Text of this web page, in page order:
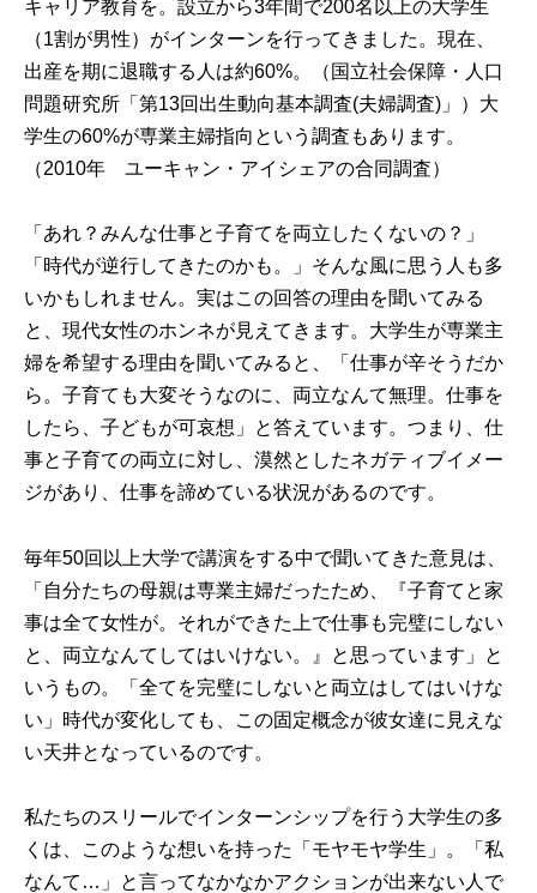
キャリア教育を。設立から3年間で200名以上の大学生
（1割が男性）がインターンを行ってきました。現在、
出産を期に退職する人は約60%。（国立社会保障・人口
問題研究所「第13回出生動向基本調査(夫婦調査)」）大
学生の60%が専業主婦指向という調査もあります。
（2010年 ユーキャン・アイシェアの合同調査）
「あれ？みんな仕事と子育てを両立したくないの？」
「時代が逆行してきたのかも。」そんな風に思う人も多
いかもしれません。実はこの回答の理由を聞いてみる
と、現代女性のホンネが見えてきます。大学生が専業主
婦を希望する理由を聞いてみると、「仕事が辛そうだか
ら。子育ても大変そうなのに、両立なんて無理。仕事を
したら、子どもが可哀想」と答えています。つまり、仕
事と子育ての両立に対し、漠然としたネガティブイメー
ジがあり、仕事を諦めている状況があるのです。
毎年50回以上大学で講演をする中で聞いてきた意見は、
「自分たちの母親は専業主婦だったため、『子育てと家
事は全て女性が。それができた上で仕事も完璧にしない
と、両立なんてしてはいけない。』と思っています」と
いうもの。「全てを完璧にしないと両立はしてはいけな
い」時代が変化しても、この固定概念が彼女達に見えな
い天井となっているのです。
私たちのスリールでインターンシップを行う大学生の多
くは、このような想いを持った「モヤモヤ学生」。「私
なんて…」と言ってなかなかアクションが出来ない人で